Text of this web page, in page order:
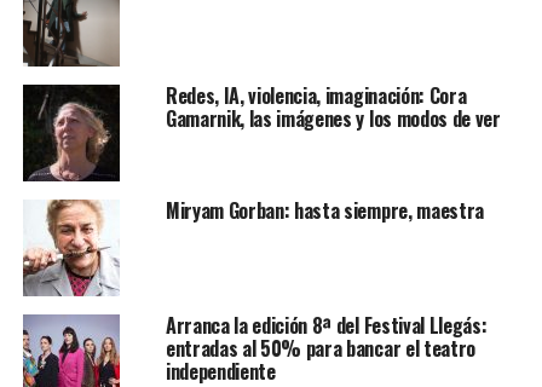
Redes, IA, violencia, imaginación: Cora
Gamarnik, las imágenes y los modos de ver
Miryam Gorban: hasta siempre, maestra
Arranca la edición 8ª del Festival Llegás:
entradas al 50% para bancar el teatro
independiente